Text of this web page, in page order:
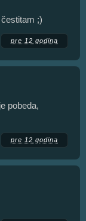
;)
pre 12 godina
pobeda,
pre 12 godina